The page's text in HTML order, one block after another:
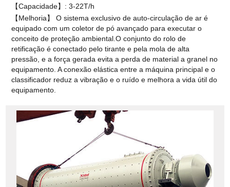
【Capacidade】: 3-22T/h
【Melhoria】 O sistema exclusivo de auto-circulação de ar é
equipado com um coletor de pó avançado para executar o
conceito de proteção ambiental.O conjunto do rolo de
retificação é conectado pelo tirante e pela mola de alta
pressão, e a força gerada evita a perda de material a granel no
equipamento. A conexão elástica entre a máquina principal e o
classificador reduz a vibração e o ruído e melhora a vida útil do
equipamento.